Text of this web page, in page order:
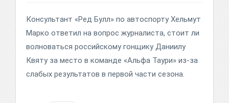
Консультант «Ред Булл» по автоспорту Хельмут
Марко ответил на вопрос журналиста, стоит ли
волноваться российскому гонщику Даниилу
Квяту за место в команде «Альфа Таури» из-за
слабых результатов в первой части сезона.